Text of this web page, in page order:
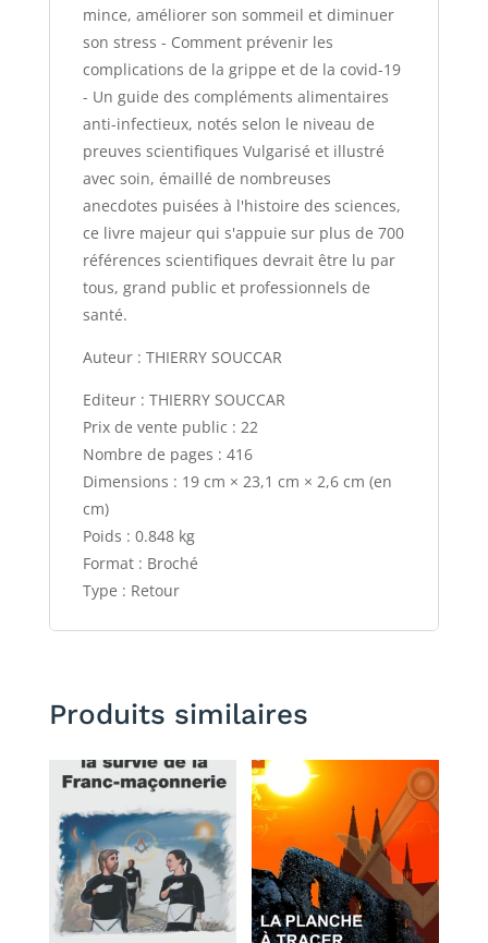
mince, améliorer son sommeil et diminuer
son stress - Comment prévenir les
complications de la grippe et de la covid-19
- Un guide des compléments alimentaires
anti-infectieux, notés selon le niveau de
preuves scientifiques Vulgarisé et illustré
avec soin, émaillé de nombreuses
anecdotes puisées à l'histoire des sciences,
ce livre majeur qui s'appuie sur plus de 700
références scientifiques devrait être lu par
tous, grand public et professionnels de
santé.
Auteur : THIERRY SOUCCAR
Editeur : THIERRY SOUCCAR
Prix de vente public : 22
Nombre de pages : 416
Dimensions : 19 cm × 23,1 cm × 2,6 cm (en
cm)
Poids : 0.848 kg
Format : Broché
Type : Retour
Produits similaires